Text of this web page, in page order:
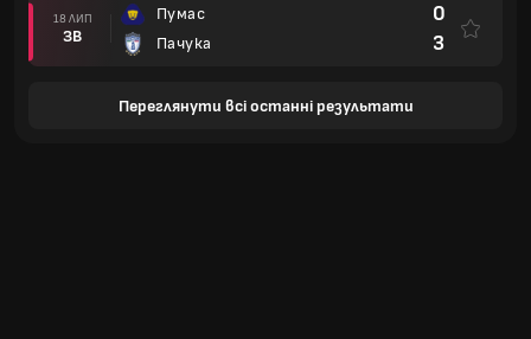
18 ЛИП
ЗВ
Пумас
Пачука
0
3
Переглянути всі останні результати